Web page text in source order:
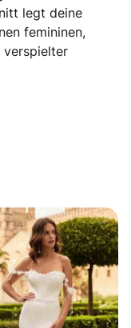
legt deine
femininen,
verspielter